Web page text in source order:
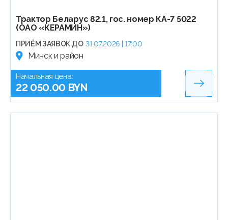
Трактор Беларус 82.1, гос. номер КА-7 5022
(ОАО «КЕРАМИН»)
ПРИЁМ ЗАЯВОК ДО 31.07.2026 | 17:00
Минск и район
Начальная цена:
22 050.00 BYN